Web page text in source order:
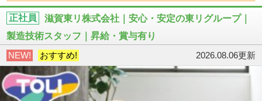
正社員
滋賀東リ株式会社｜安心・安定の東リグループ｜
製造技術スタッフ｜昇給・賞与有り
NEW!
おすすめ! 2026.08.06更新